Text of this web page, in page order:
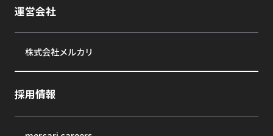
運営会社
株式会社メルカリ
採用情報